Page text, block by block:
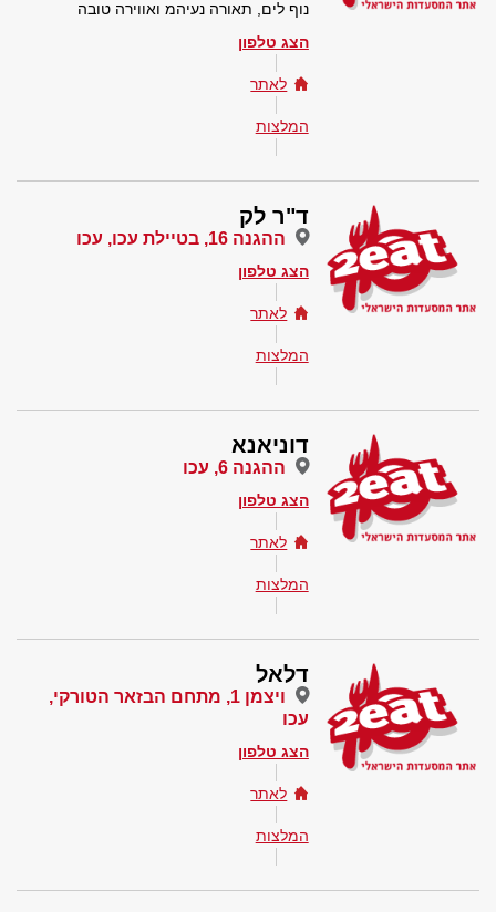
נוף לים, תאורה נעיהמ ואווירה טובה
הצג טלפון
לאתר
המלצות
ד"ר לק
ההגנה 16, בטיילת עכו, עכו
הצג טלפון
לאתר
המלצות
דוניאנא
ההגנה 6, עכו
הצג טלפון
לאתר
המלצות
דלאל
ויצמן 1, מתחם הבזאר הטורקי,
עכו
הצג טלפון
לאתר
המלצות